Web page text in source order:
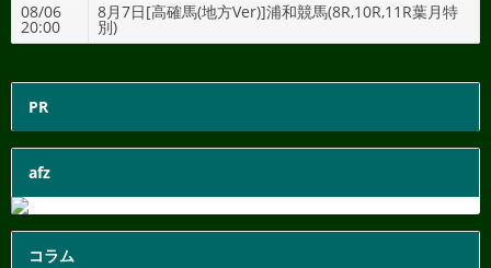
08/06
20:00
8月7日[高確馬(地方Ver)]浦和競馬(8R,10R,11R葉月特
別)
PR
afz
コラム